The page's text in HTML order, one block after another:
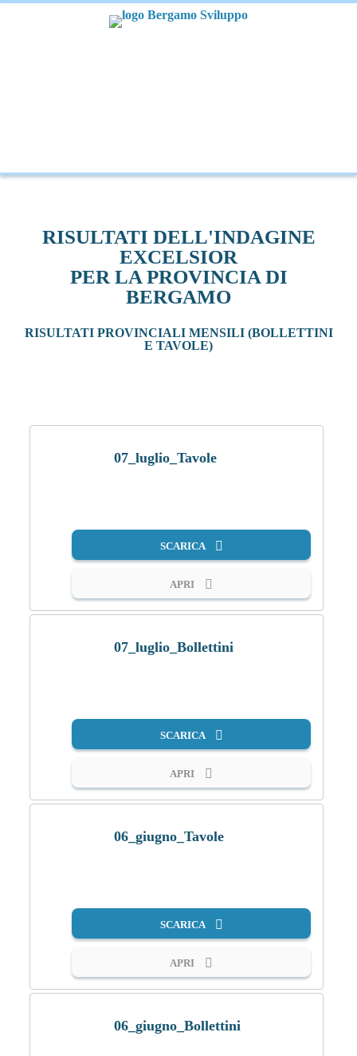
RISULTATI DELL'INDAGINE
EXCELSIOR
PER LA PROVINCIA DI
BERGAMO
RISULTATI PROVINCIALI MENSILI (BOLLETTINI
E TAVOLE)
07_luglio_Tavole
SCARICA
APRI
07_luglio_Bollettini
SCARICA
APRI
06_giugno_Tavole
SCARICA
APRI
06_giugno_Bollettini